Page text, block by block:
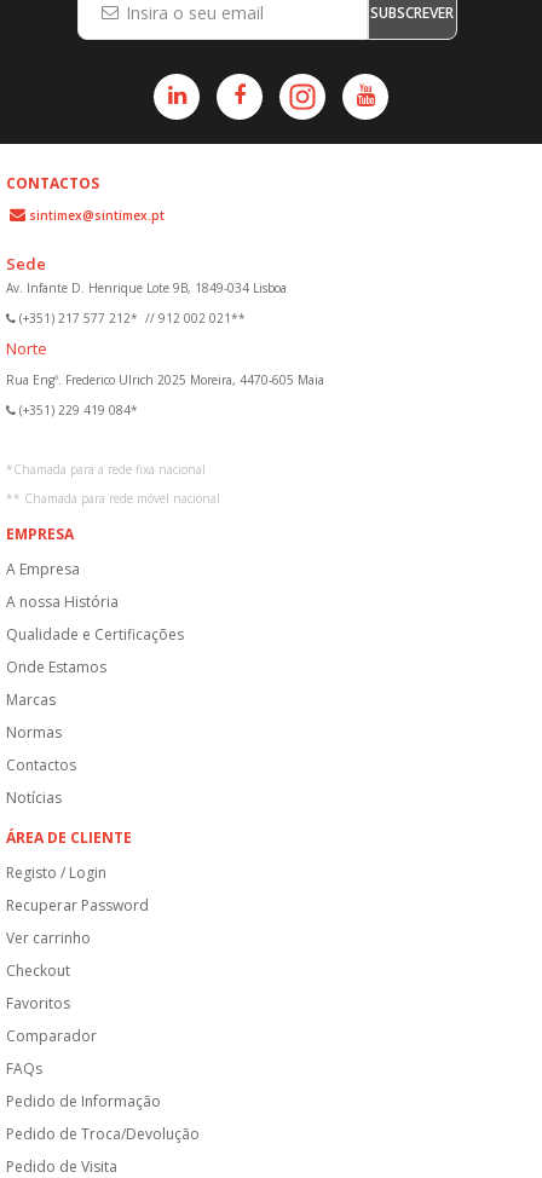
SUBSCREVER
CONTACTOS
sintimex@sintimex.pt
Sede
Av. Infante D. Henrique Lote 9B, 1849-034 Lisboa
(+351) 217 577 212* // 912 002 021**
Norte
Rua Engº. Frederico Ulrich 2025 Moreira, 4470-605 Maia
(+351) 229 419 084*
*Chamada para a rede fixa nacional
** Chamada para rede móvel nacional
EMPRESA
A Empresa
A nossa História
Qualidade e Certificações
Onde Estamos
Marcas
Normas
Contactos
Notícias
ÁREA DE CLIENTE
Registo / Login
Recuperar Password
Ver carrinho
Checkout
Favoritos
Comparador
FAQs
Pedido de Informação
Pedido de Troca/Devolução
Pedido de Visita